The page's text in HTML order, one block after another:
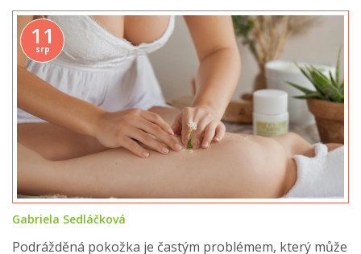
11
srp
Gabriela Sedláčková
Podrážděná pokožka je častým problémem, který může